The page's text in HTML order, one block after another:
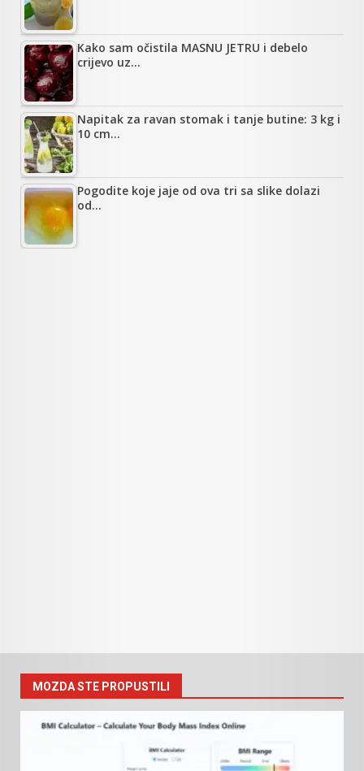
Kako sam očistila MASNU JETRU i debelo
crijevo uz…
Napitak za ravan stomak i tanje butine: 3 kg i
10 cm…
Pogodite koje jaje od ova tri sa slike dolazi
od…
MOZDA STE PROPUSTILI